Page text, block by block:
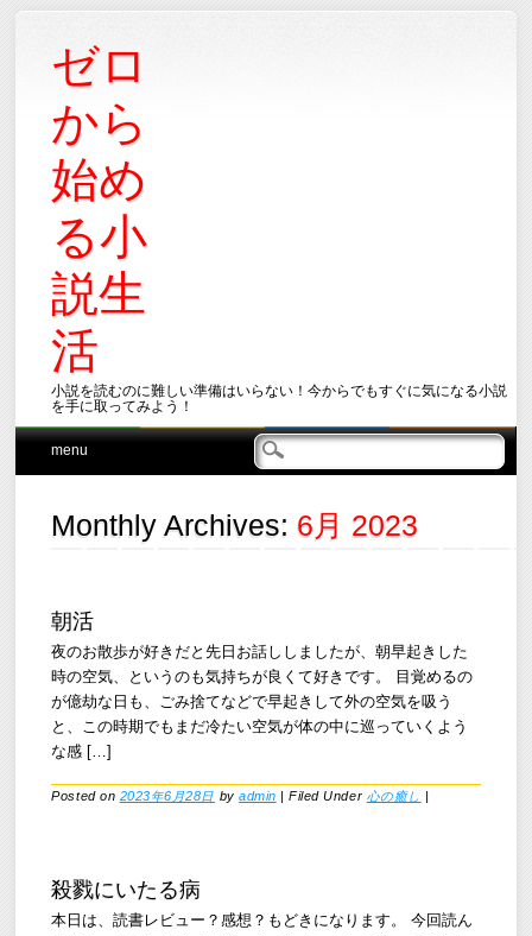
ゼロ
から
始め
る小
説生
活
小説を読むのに難しい準備はいらない！今からでもすぐに気になる小説
を手に取ってみよう！
Main menu
Skip
menu
Monthly Archives: 6月 2023
朝活
夜のお散歩が好きだと先日お話ししましたが、朝早起きした
時の空気、というのも気持ちが良くて好きです。 目覚めるの
が億劫な日も、ごみ捨てなどで早起きして外の空気を吸う
と、この時期でもまだ冷たい空気が体の中に巡っていくよう
な感 […]
Posted on 2023年6月28日 byadmin |Filed Under 心の癒し |
殺戮にいたる病
本日は、読書レビュー？感想？もどきになります。 今回読ん